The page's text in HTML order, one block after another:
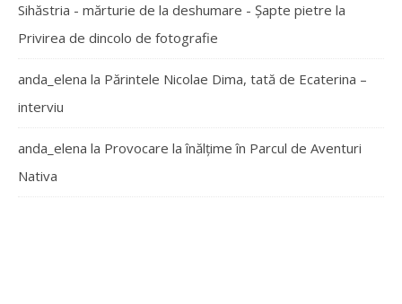
Sihăstria - mărturie de la deshumare - Şapte pietre la
Privirea de dincolo de fotografie
anda_elena la Părintele Nicolae Dima, tată de Ecaterina –
interviu
anda_elena la Provocare la înălțime în Parcul de Aventuri
Nativa